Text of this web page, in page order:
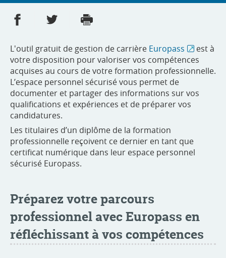
Partager sur Facebook
Partager sur Twitter
L'outil gratuit de gestion de carrière Europass
est à
votre disposition pour valoriser vos compétences
acquises au cours de votre formation professionnelle.
L’espace personnel sécurisé vous permet de
documenter et partager des informations sur vos
qualifications et expériences et de préparer vos
candidatures.
Les titulaires d’un diplôme de la formation
professionnelle reçoivent ce dernier en tant que
certificat numérique dans leur espace personnel
sécurisé Europass.
Préparez votre parcours
professionnel avec Europass en
réfléchissant à vos compétences